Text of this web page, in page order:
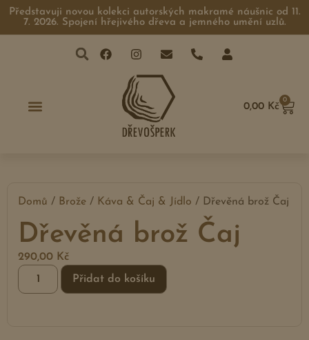
Představuji novou kolekci autorských makramé náušnic od 11.
7. 2026. Spojení hřejivého dřeva a jemného umění uzlů.
0,00 Kč
0
Domů / Brože / Káva & Čaj & Jídlo / Dřevěná brož Čaj
Dřevěná brož Čaj
290,00 Kč
Přidat do košíku